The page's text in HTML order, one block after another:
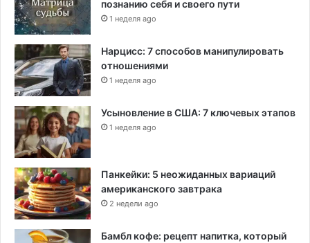
познанию себя и своего пути
1 неделя ago
Нарцисс: 7 способов манипулировать
отношениями
1 неделя ago
Усыновление в США: 7 ключевых этапов
1 неделя ago
Панкейки: 5 неожиданных вариаций
американского завтрака
2 недели ago
Бамбл кофе: рецепт напитка, который